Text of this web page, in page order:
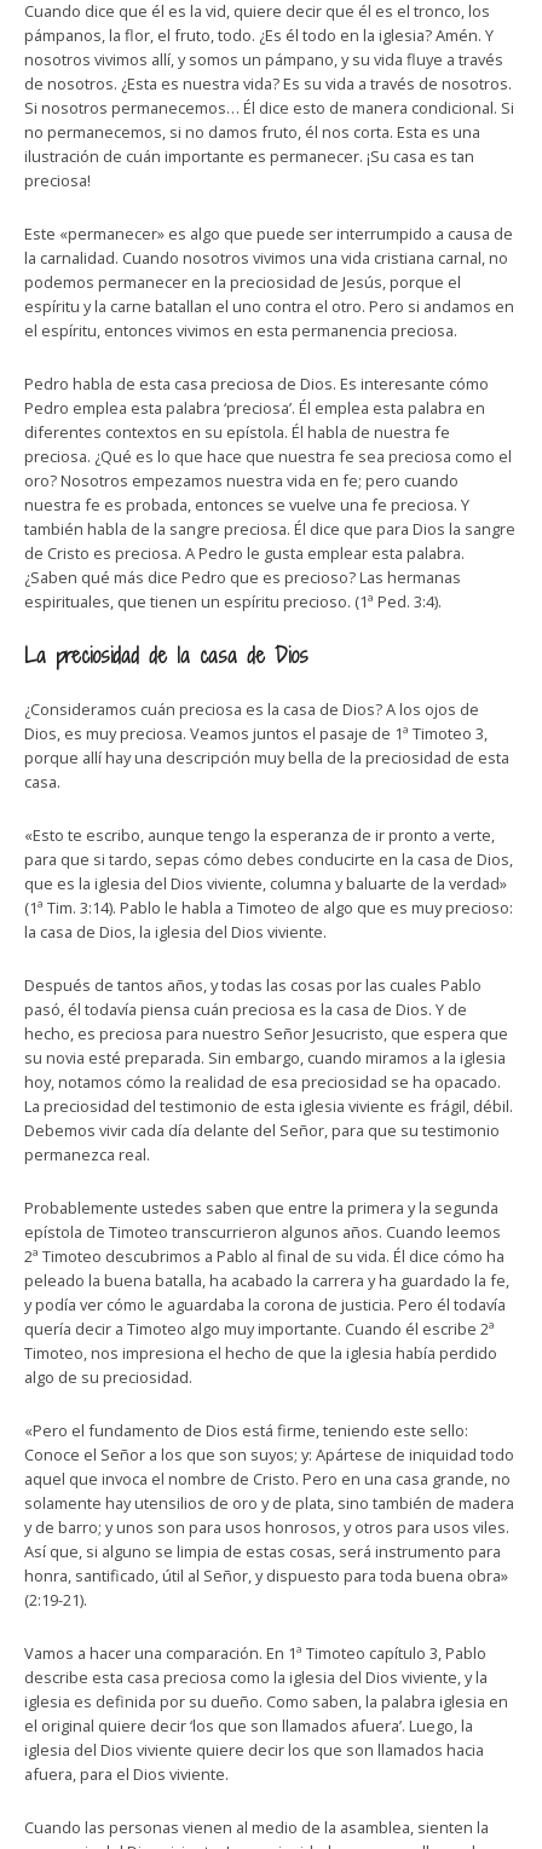
Cuando dice que él es la vid, quiere decir que él es el tronco, los
pámpanos, la flor, el fruto, todo. ¿Es él todo en la iglesia? Amén. Y
nosotros vivimos allí, y somos un pámpano, y su vida fluye a través
de nosotros. ¿Esta es nuestra vida? Es su vida a través de nosotros.
Si nosotros permanecemos… Él dice esto de manera condicional. Si
no permanecemos, si no damos fruto, él nos corta. Esta es una
ilustración de cuán importante es permanecer. ¡Su casa es tan
preciosa!
Este «permanecer» es algo que puede ser interrumpido a causa de
la carnalidad. Cuando nosotros vivimos una vida cristiana carnal, no
podemos permanecer en la preciosidad de Jesús, porque el
espíritu y la carne batallan el uno contra el otro. Pero si andamos en
el espíritu, entonces vivimos en esta permanencia preciosa.
Pedro habla de esta casa preciosa de Dios. Es interesante cómo
Pedro emplea esta palabra ‘preciosa’. Él emplea esta palabra en
diferentes contextos en su epístola. Él habla de nuestra fe
preciosa. ¿Qué es lo que hace que nuestra fe sea preciosa como el
oro? Nosotros empezamos nuestra vida en fe; pero cuando
nuestra fe es probada, entonces se vuelve una fe preciosa. Y
también habla de la sangre preciosa. Él dice que para Dios la sangre
de Cristo es preciosa. A Pedro le gusta emplear esta palabra.
¿Saben qué más dice Pedro que es precioso? Las hermanas
espirituales, que tienen un espíritu precioso. (1ª Ped. 3:4).
La preciosidad de la casa de Dios
¿Consideramos cuán preciosa es la casa de Dios? A los ojos de
Dios, es muy preciosa. Veamos juntos el pasaje de 1ª Timoteo 3,
porque allí hay una descripción muy bella de la preciosidad de esta
casa.
«Esto te escribo, aunque tengo la esperanza de ir pronto a verte,
para que si tardo, sepas cómo debes conducirte en la casa de Dios,
que es la iglesia del Dios viviente, columna y baluarte de la verdad»
(1ª Tim. 3:14). Pablo le habla a Timoteo de algo que es muy precioso:
la casa de Dios, la iglesia del Dios viviente.
Después de tantos años, y todas las cosas por las cuales Pablo
pasó, él todavía piensa cuán preciosa es la casa de Dios. Y de
hecho, es preciosa para nuestro Señor Jesucristo, que espera que
su novia esté preparada. Sin embargo, cuando miramos a la iglesia
hoy, notamos cómo la realidad de esa preciosidad se ha opacado.
La preciosidad del testimonio de esta iglesia viviente es frágil, débil.
Debemos vivir cada día delante del Señor, para que su testimonio
permanezca real.
Probablemente ustedes saben que entre la primera y la segunda
epístola de Timoteo transcurrieron algunos años. Cuando leemos
2ª Timoteo descubrimos a Pablo al final de su vida. Él dice cómo ha
peleado la buena batalla, ha acabado la carrera y ha guardado la fe,
y podía ver cómo le aguardaba la corona de justicia. Pero él todavía
quería decir a Timoteo algo muy importante. Cuando él escribe 2ª
Timoteo, nos impresiona el hecho de que la iglesia había perdido
algo de su preciosidad.
«Pero el fundamento de Dios está firme, teniendo este sello:
Conoce el Señor a los que son suyos; y: Apártese de iniquidad todo
aquel que invoca el nombre de Cristo. Pero en una casa grande, no
solamente hay utensilios de oro y de plata, sino también de madera
y de barro; y unos son para usos honrosos, y otros para usos viles.
Así que, si alguno se limpia de estas cosas, será instrumento para
honra, santificado, útil al Señor, y dispuesto para toda buena obra»
(2:19-21).
Vamos a hacer una comparación. En 1ª Timoteo capítulo 3, Pablo
describe esta casa preciosa como la iglesia del Dios viviente, y la
iglesia es definida por su dueño. Como saben, la palabra iglesia en
el original quiere decir ‘los que son llamados afuera’. Luego, la
iglesia del Dios viviente quiere decir los que son llamados hacia
afuera, para el Dios viviente.
Cuando las personas vienen al medio de la asamblea, sienten la